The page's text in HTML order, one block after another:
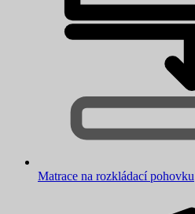
Matrace na rozkládací pohovku